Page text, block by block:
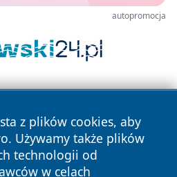
autopromocja
z plików cookies, aby
Używamy także plików
technologii od
w celach